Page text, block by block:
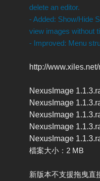
delete an editor.
- Added: Show/Hide
view images without
- Improved: Menu
http://
NexusImage
NexusImage
NexusImage
NexusImage
NexusImage
檔案大小：2 MB
新版本不支援拖曳直